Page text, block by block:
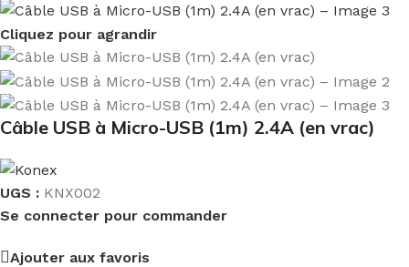
Cliquez pour agrandir
Câble USB à Micro-USB (1m) 2.4A (en vrac)
UGS : KNX002
Se connecter pour commander
Ajouter aux favoris